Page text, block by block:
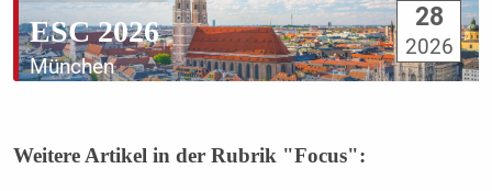
ESC 2026
München
28
2026
Weitere Artikel in der Rubrik "Focus":